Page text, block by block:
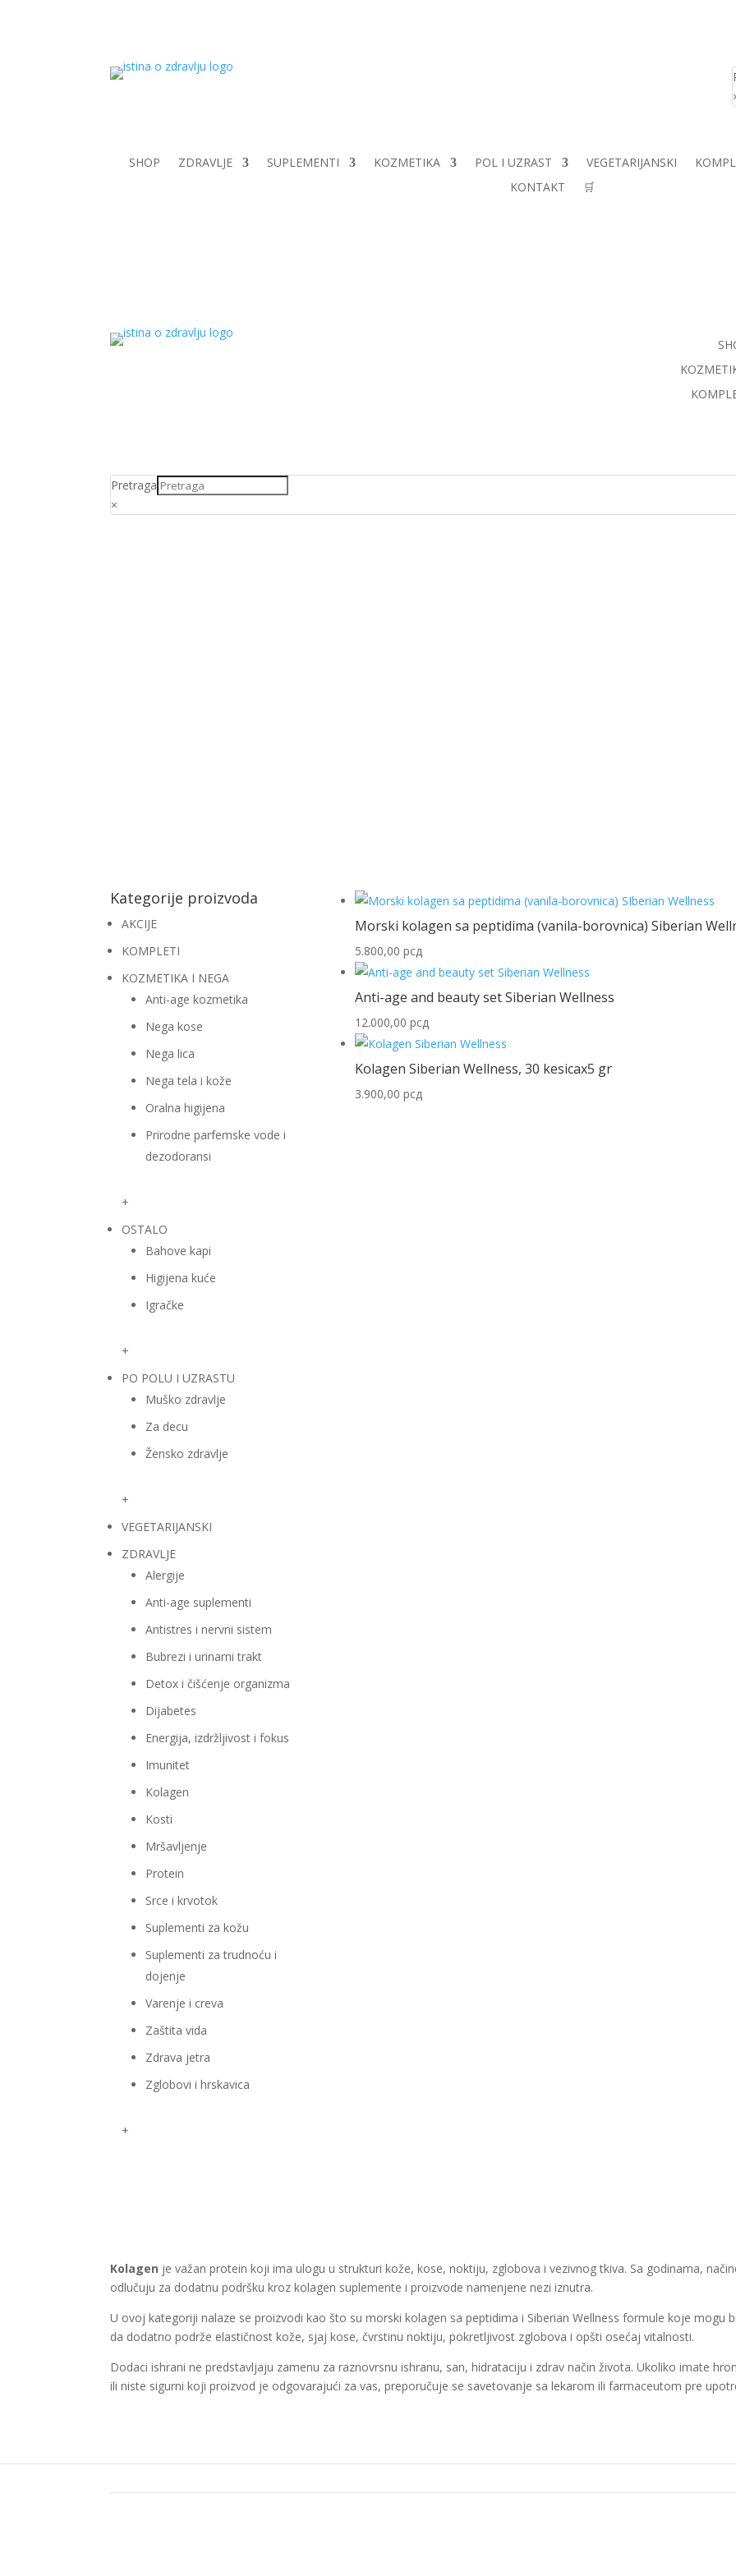
SHOP ZDRAVLJE SUPLEMENTI KOZMETIKA POL I UZRAST VEGETARIJANSKI
KONTAKT
🛒
Pretraga
×
Kategorije proizvoda
AKCIJE
KOMPLETI
KOZMETIKA I NEGA
Anti-age kozmetika
Nega kose
Nega lica
Nega tela i kože
Oralna higijena
Prirodne parfemske vode i
dezodoransi
+
OSTALO
Bahove kapi
Higijena kuće
Igračke
+
PO POLU I UZRASTU
Muško zdravlje
Za decu
Žensko zdravlje
+
VEGETARIJANSKI
ZDRAVLJE
Alergije
Anti-age suplementi
Antistres i nervni sistem
Bubrezi i urinarni trakt
Detox i čišćenje organizma
Dijabetes
Energija, izdržljivost i fokus
Imunitet
Kolagen
Kosti
Mršavljenje
Protein
Srce i krvotok
Suplementi za kožu
Suplementi za trudnoću i
dojenje
Varenje i creva
Zaštita vida
Zdrava jetra
Zglobovi i hrskavica
+
Morski kolagen sa peptidima (vanila-borovnica) Siberian
5.800,00 рсд
Anti-age and beauty set Siberian Wellness
12.000,00 рсд
Kolagen Siberian Wellness, 30 kesicax5 gr
3.900,00 рсд
Kolagen je važan protein koji ima ulogu u strukturi kože, kose, noktiju, zglobova i vezivnog tkiva. Sa godinama,
odlučuju za dodatnu podršku kroz kolagen suplemente i proizvode namenjene nezi iznutra.
U ovoj kategoriji nalaze se proizvodi kao što su morski kolagen sa peptidima i Siberian Wellness formule koje mogu
da dodatno podrže elastičnost kože, sjaj kose, čvrstinu noktiju, pokretljivost zglobova i opšti osećaj vitalnosti.
Dodaci ishrani ne predstavljaju zamenu za raznovrsnu ishranu, san, hidrataciju i zdrav način života. Ukoliko imate
ili niste sigurni koji proizvod je odgovarajući za vas, preporučuje se savetovanje sa lekarom ili farmaceutom pre